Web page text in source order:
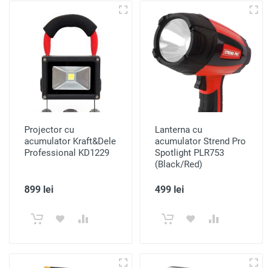
Projector cu
acumulator Kraft&Dele
Professional KD1229
899 lei
Lanterna cu
acumulator Strend Pro
Spotlight PLR753
(Black/Red)
499 lei